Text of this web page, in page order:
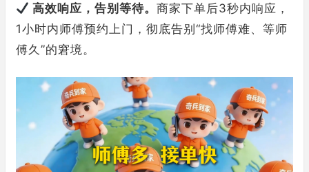
高效响应，告别等待。商家下单后3秒内响应，
1小时内师傅预约上门，彻底告别“找师傅难、等师
傅久”的窘境。